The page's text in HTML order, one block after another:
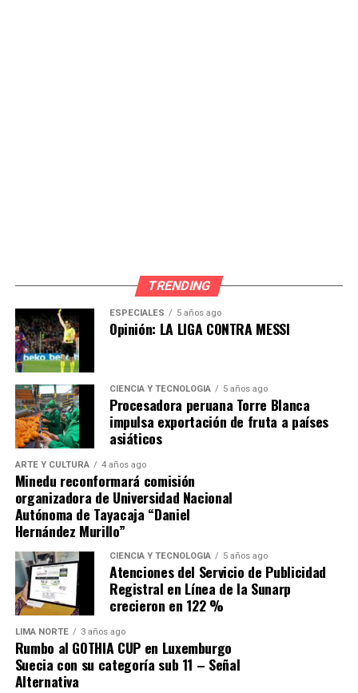
Casilla Electrónica del Jurado Nacional de Elecciones, y
se remita la presente resolución a la Oficina
Descentralizada de Procesos Electorales, para su
conocimiento y fines pertinentes.
Por su parte, en un breve comunicado publicado en sus
redes sociales, el también exalcalde de Lima Rafael
López Aliaga lamentó la decisión y dijo que este anuncio
le provoca una profunda tristeza. Añadió que «especular
los porqués para una decisión tan importante es no solo
absurdo, sino infame».
Navegación de entradas
Source link
Comparte esto:
TRENDING
ESPECIALES 5 años ago
Opinión: LA LIGA CONTRA MESSI
CIENCIA Y TECNOLOGÍA 5 años ago
Procesadora peruana Torre Blanca
impulsa exportación de fruta a países
asiáticos
ARTE Y CULTURA 4 años ago
Minedu reconformará comisión
organizadora de Universidad Nacional
Autónoma de Tayacaja “Daniel
Hernández Murillo”
CIENCIA Y TECNOLOGÍA 5 años ago
Atenciones del Servicio de Publicidad
Registral en Línea de la Sunarp
crecieron en 122 %
LIMA NORTE 3 años ago
Rumbo al GOTHIA CUP en Luxemburgo
Suecia con su categoría sub 11 – Señal
Alternativa